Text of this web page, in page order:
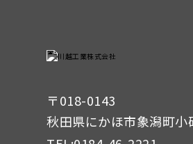
〒018-0143
秋田県にかほ市象潟町